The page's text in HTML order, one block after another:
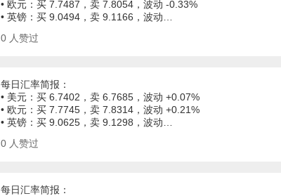
• 欧元：买 7.7487，卖 7.8054，波动 -0.33%
• 英镑：买 9.0494，卖 9.1166，波动…
0 人赞过
每日汇率简报：
• 美元：买 6.7402，卖 6.7685，波动 +0.07%
• 欧元：买 7.7745，卖 7.8314，波动 +0.21%
• 英镑：买 9.0625，卖 9.1298，波动…
0 人赞过
每日汇率简报：